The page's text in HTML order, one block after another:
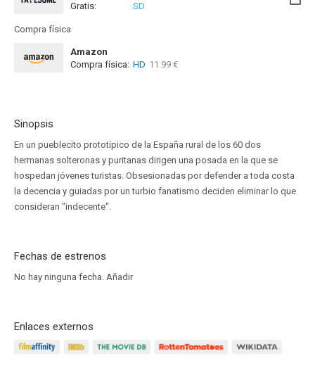
Gratis:
SD
Compra física
Amazon
Compra física: HD 11.99 €
Sinopsis
En un pueblecito prototípico de la España rural de los 60 dos
hermanas solteronas y puritanas dirigen una posada en la que se
hospedan jóvenes turistas. Obsesionadas por defender a toda costa
la decencia y guiadas por un turbio fanatismo deciden eliminar lo que
consideran "indecente".
Fechas de estrenos
No hay ninguna fecha. Añadir
Enlaces externos